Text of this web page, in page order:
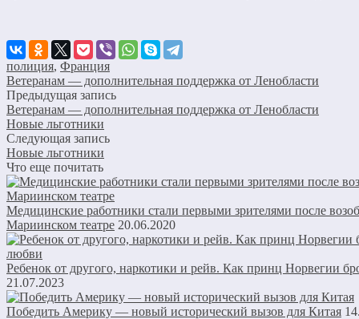
полиция, Франция
Ветеранам — дополнительная поддержка от Ленобласти
Предыдущая запись
Ветеранам — дополнительная поддержка от Ленобласти
Новые льготники
Следующая запись
Новые льготники
Что еще почитать
Медицинские работники стали первыми зрителями после
Мариинском театре 20.06.2020
Ребенок от другого, наркотики и рейв. Как принц Норвегии
21.07.2023
Победить Америку — новый исторический вызов для Китая